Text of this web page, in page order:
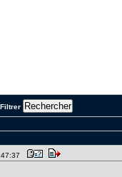
Filtrer